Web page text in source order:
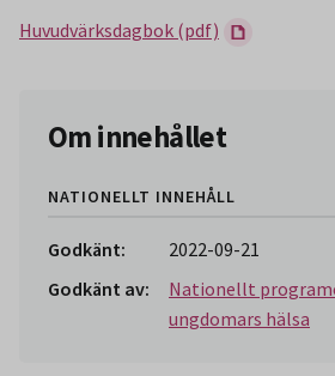
Huvudvärksdagbok (pdf)
Om innehållet
NATIONELLT INNEHÅLL
Godkänt:
2022-09-21
Godkänt av:
Nationellt
ungdomars hälsa